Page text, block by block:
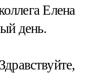
Елена
день.